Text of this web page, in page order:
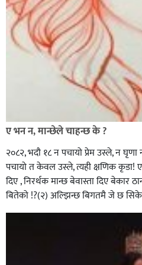
ए भन न, मान्छेले चाहन्छ के ?
२०८२, भदाै १८ न पचायो प्रेम उस्ले, न
पचायो त केवल उस्ले, त्यही क्षणिक कृडा!
दिए , निरर्थक मान्छ बेवास्ता दिए बेकार
बितेको !?(२) अल्झिन्छ बिगतमै जे छ